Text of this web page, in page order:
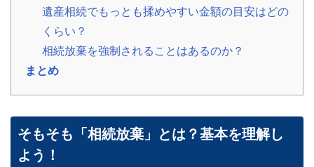
✉
無料
査
定・
い合
ォー
ら ›
遺産相続でもっとも揉めやすい金額の目安はどの
くらい？
相続放棄を強制されることはあるのか？
まとめ
そもそも「相続放棄」とは？基本を理解し
よう！